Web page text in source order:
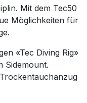
Mit dem Tec50
Möglichkeiten für
«Tec Diving Rig»
Sidemount.